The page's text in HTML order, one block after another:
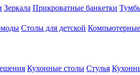
Зеркала Прикроватные банкетки
Столы для детской Компьютерные
Кухонные столы Стулья